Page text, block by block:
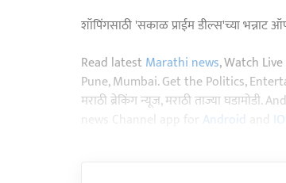
शॉपिंगसाठी 'सकाळ प्राईम डील्स'च्या भन्नाट
Read latest Marathi news, Watch
Pune, Mumbai. Get the Politics,
मराठी ब्रेकिंग न्यूज, मराठी ताज्या
news Channel app for Android and